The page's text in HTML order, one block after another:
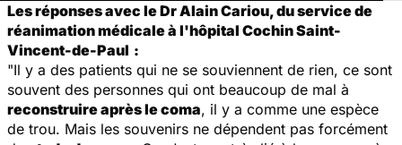
Les réponses avec le Dr Alain Cariou, du service de
réanimation médicale à l'hôpital Cochin Saint-
Vincent-de-Paul :
"Il y a des patients qui ne se souviennent de rien, ce sont
souvent des personnes qui ont beaucoup de mal à
reconstruire après le coma, il y a comme une espèce
de trou. Mais les souvenirs ne dépendent pas forcément